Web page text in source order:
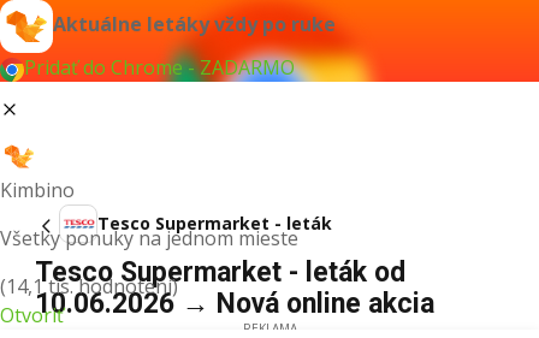
Aktuálne letáky vždy po ruke
Pridať do Chrome - ZADARMO
Kimbino
Všetky ponuky na jednom mieste
(14,1 tis. hodnotení)
Otvoriť
Tesco Supermarket - leták
Tesco Supermarket - leták od
10.06.2026 → Nová online akcia
REKLAMA